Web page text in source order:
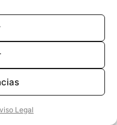
Legal